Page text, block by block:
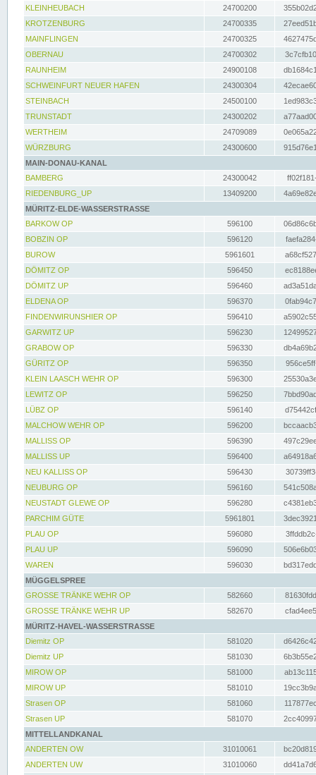
KLEINHEUBACH 24700200
KROTZENBURG
24700335
MAINFLINGEN
24700325
OBERNAU
24700302
RAUNHEIM
24900108
SCHWEINFURT NEUER HAFEN
24300304
STEINBACH
24500100
TRUNSTADT
24300202
WERTHEIM
24709089
WÜRZBURG
24300600
MAIN-DONAU-KANAL
BAMBERG
24300042
RIEDENBURG_UP
13409200
MÜRITZ-ELDE-WASSERSTRASSE
BARKOW OP
596100
BOBZIN OP
596120
BUROW
5961601
DÖMITZ OP
596450
DÖMITZ UP
596460
ELDENA OP
596370
FINDENWIRUNSHIER OP
596410
GARWITZ UP
596230
GRABOW OP
596330
GÜRITZ OP
596350
KLEIN LAASCH WEHR OP
596300
LEWITZ OP
596250
LÜBZ OP
596140
MALCHOW WEHR OP
596200
MALLISS OP
596390
MALLISS UP
596400
NEU KALLISS OP
596430
NEUBURG OP
596160
NEUSTADT GLEWE OP
596280
PARCHIM GÜTE
5961801
PLAU OP
596080
PLAU UP
596090
WAREN
596030
MÜGGELSPREE
GROSSE TRÄNKE WEHR OP
582660
GROSSE TRÄNKE WEHR UP
582670
MÜRITZ-HAVEL-WASSERSTRASSE
Diemitz OP
581020
Diemitz UP
581030
MIROW OP
581000
MIROW UP
581010
Strasen OP
581060
Strasen UP
581070
MITTELLANDKANAL
ANDERTEN OW
31010061
ANDERTEN UW
31010060